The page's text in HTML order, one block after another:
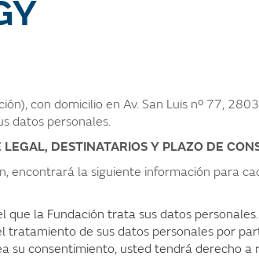
con domicilio en Av. San Luis nº 77,
datos personales.
DESTINATARIOS Y PLAZO DE
encontrará la siguiente información para
que la Fundación trata sus datos personales.
tratamiento de sus datos personales por
su consentimiento, usted tendrá derecho